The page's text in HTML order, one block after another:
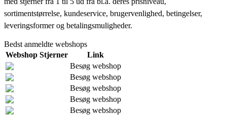
sortimentstørrelse, kundeservice, brugervenlighed, betingelser,
leveringsformer og betalingsmuligheder.
Bedst anmeldte webshops
Webshop Stjerner
Link
Besøg webshop
Besøg webshop
Besøg webshop
Besøg webshop
Besøg webshop